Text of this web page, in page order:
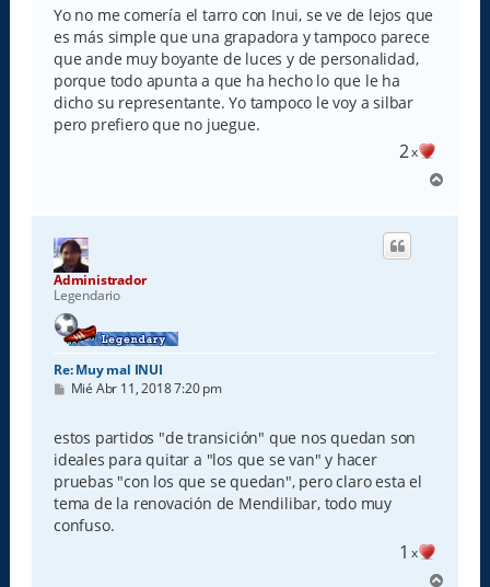
s
a
j
e
Yo no me comería el tarro con Inui, se ve de lejos que
es más simple que una grapadora y tampoco parece
que ande muy boyante de luces y de personalidad,
porque todo apunta a que ha hecho lo que le ha
dicho su representante. Yo tampoco le voy a silbar
pero prefiero que no juegue.
2x
r
Administrador
Legendario
Re: Muy mal INUI
M
s
a
j
e
Mié Abr 11, 2018 7:20 pm
estos partidos "de transición" que nos quedan son
ideales para quitar a "los que se van" y hacer
pruebas "con los que se quedan", pero claro esta el
tema de la renovación de Mendilibar, todo muy
confuso.
1 x